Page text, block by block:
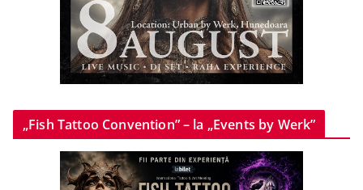
„Fish Tattoo Convention” – la „Events by Werk”